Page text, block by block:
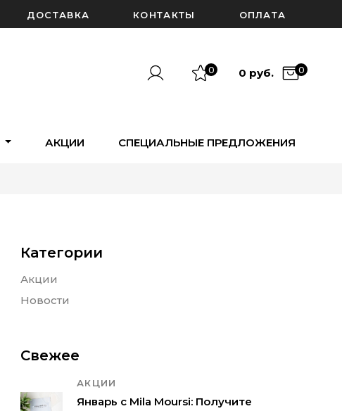
ДОСТАВКА КОНТАКТЫ ОПЛАТА
0 0 руб. 0
АКЦИИ СПЕЦИАЛЬНЫЕ ПРЕДЛОЖЕНИЯ
Категории
Акции
Новости
Свежее
АКЦИИ
Январь с Mila Moursi: Получите